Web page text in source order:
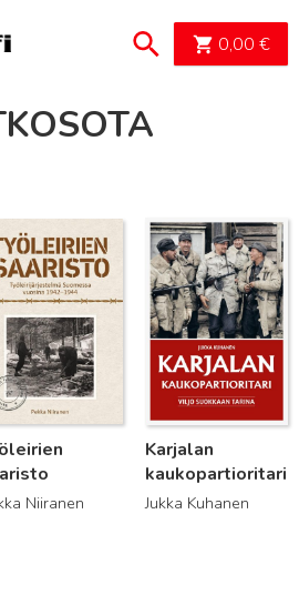
0,00 €
Niiranen
lisää
Karjalan
kaukopartioritari
Jukka Kuhanen
Lue lisää